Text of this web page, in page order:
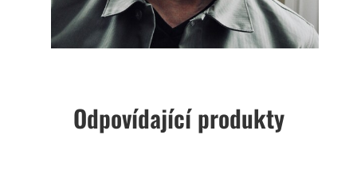
Odpovídající produkty